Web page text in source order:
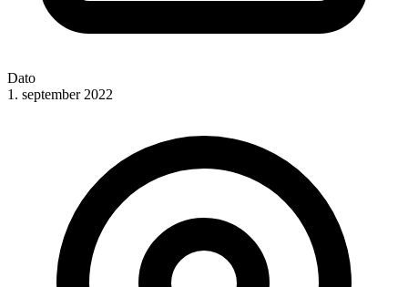
Dato
1. september 2022